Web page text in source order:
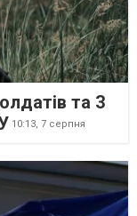
та 3
10:13, 7 серпня